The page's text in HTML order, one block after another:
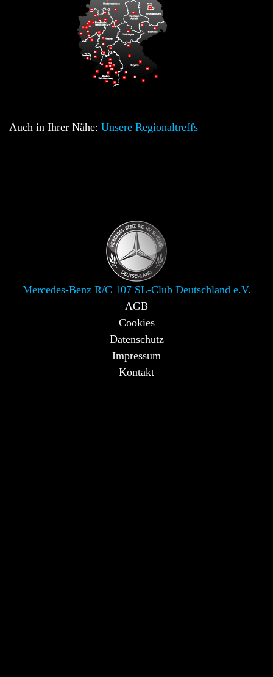
Auch in Ihrer Nähe: Unsere Regionaltreffs
Mercedes-Benz R/C 107 SL-Club Deutschland e.V.
AGB
Cookies
Datenschutz
Impressum
Kontakt